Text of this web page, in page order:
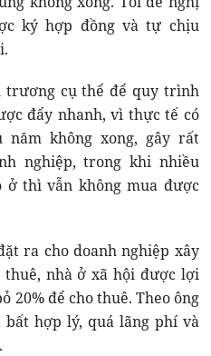
ký hợp đồng và tự chịu
trương cụ thể để quy trình
đẩy nhanh, vì thực tế có
không xong, gây rất
nghiệp, trong khi nhiều
thì vẫn không mua được
ra cho doanh nghiệp xây
nhà ở xã hội được lợi
20% để cho thuê. Theo ông
hợp lý, quá lãng phí và